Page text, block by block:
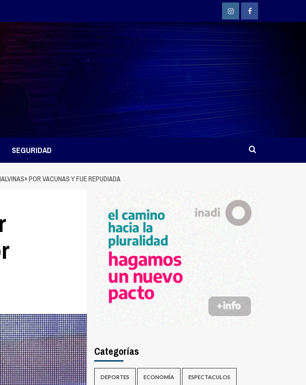
InstagramFacebook
SEGURIDAD
POR VACUNAS Y FUE REPUDIADA
Categorías
DEPORTES ECONOMÍA ESPECTACULOS